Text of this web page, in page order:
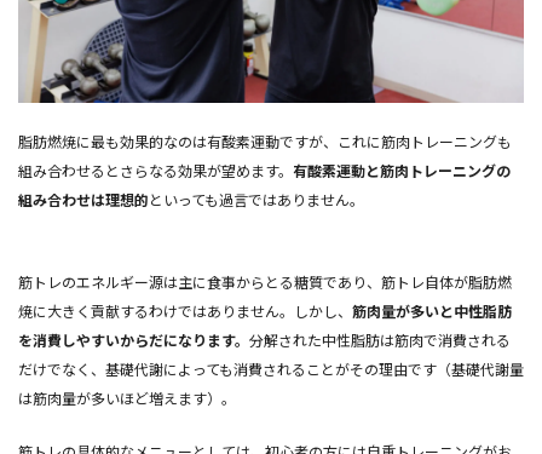
脂肪燃焼に最も効果的なのは有酸素運動ですが、これに筋肉トレーニングも
組み合わせるとさらなる効果が望めます。 有酸素運動と筋肉トレーニングの
組み合わせは理想的といっても過言ではありません。
筋トレのエネルギー源は主に食事からとる糖質であり、筋トレ自体が脂肪燃
焼に大きく貢献するわけではありません。しかし、 筋肉量が多いと中性脂肪
を消費しやすいからだになります。 分解された中性脂肪は筋肉で消費される
だけでなく、基礎代謝によっても消費されることがその理由です（基礎代謝量
は筋肉量が多いほど増えます）。